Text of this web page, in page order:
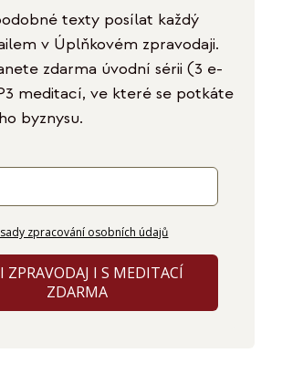
texty posílat každý
v Úplňkovém zpravodaji.
zdarma úvodní sérii (3 e-
meditací, ve které se potkáte
byznysu.
zpracování osobních údajů
ZPRAVODAJ I S MEDITACÍ
ZDARMA